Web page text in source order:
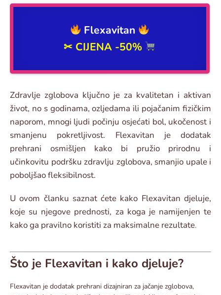
Flexavitan
✂ CIJENA-50%
Zdravlje zglobova ključno je za kvalitetan i aktivan
život, no s godinama, ozljedama ili pojačanim fizičkim
naporom, mnogi ljudi počinju osjećati bol, ukočenost i
smanjenu pokretljivost. Flexavitan je dodatak
prehrani osmišljen kako bi pružio prirodnu i
učinkovitu podršku zdravlju zglobova, smanjio upale i
poboljšao fleksibilnost.
U ovom članku saznat ćete kako Flexavitan djeluje,
koje su njegove prednosti, za koga je namijenjen te
kako ga pravilno koristiti za maksimalne rezultate.
Što je Flexavitan i kako djeluje?
Flexavitan je dodatak prehrani dizajniran za jačanje zglobova,